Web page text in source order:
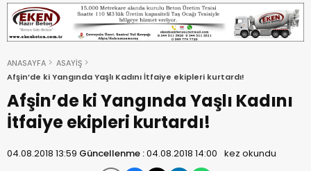
ANASAYFA
ASAYİŞ
Afşin’de ki Yangında Yaşlı Kadını İtfaiye ekipleri kurtardı!
Afşin’de ki Yangında Yaşlı Kadını
İtfaiye ekipleri kurtardı!
04.08.2018 13:59 Güncellenme :04.08.2018 14:00 kez okundu